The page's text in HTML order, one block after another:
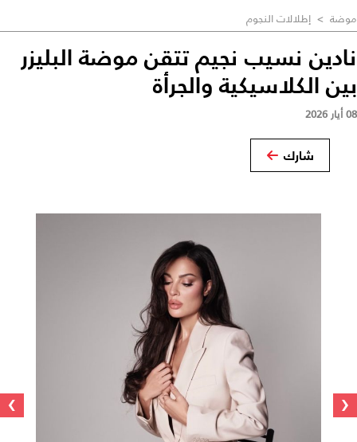
موضة > إطلالات النجوم
نادين نسيب نجيم تتقن موضة البليزر
بين الكلاسيكية والجرأة
08 أيار 2026
شارك
‹
›